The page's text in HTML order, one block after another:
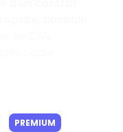
PREMIUM